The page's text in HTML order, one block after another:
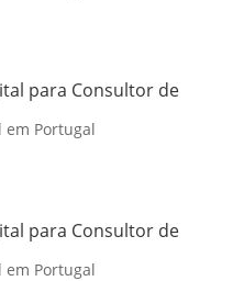
para Consultor de
Portugal
para Consultor de
Portugal